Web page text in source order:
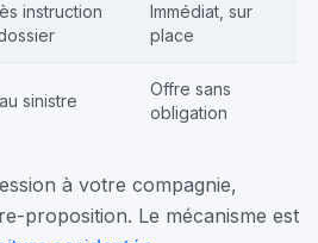
instruction
Immédiat, sur
place
sinistre
Offre sans
obligation
à votre compagnie,
proposition. Le mécanisme est